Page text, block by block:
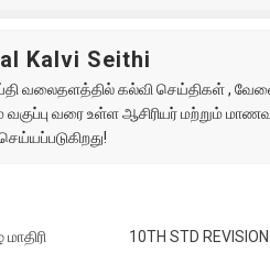
Kalvi Seithi
வலைதளத்தில் கல்வி செய்திகள் ,
வகுப்பு வரை உள்ள ஆசிரியர் மற்றும்
10TH STD